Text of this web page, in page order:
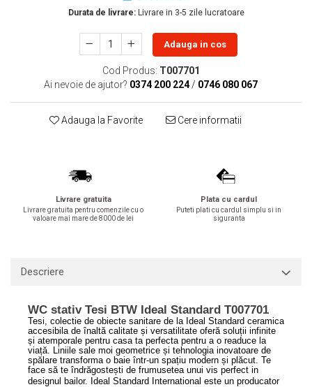
Lavoare freestanding
Lavoare pe mobilier
Lavoare suspendate,semipiedestal
Bideuri suspendate
Capace WC clasice
Capace bideuri
Pisoare
Durata de livrare:Livrare in 3-5 zile lucratoare
Adauga in cos
Cod Produs: T007701
Ai nevoie de ajutor? 0374 200 224 / 0746 080 067
Adauga la Favorite Cere informatii
Livrare gratuita
Livrare gratuita pentru comenzile cu o
valoare mai mare de 8000 de lei
Plata cu cardul
Puteti plati cu cardul simplu si in
siguranta
Descriere
WC stativ Tesi BTW Ideal Standard T007701
Tesi, colectie de obiecte sanitare de la Ideal Standard ceramica
accesibila de înaltă calitate și versatilitate oferă soluții infinite
și atemporale pentru casa ta perfecta pentru a o readuce la
viață. Liniile sale moi geometrice și tehnologia inovatoare de
spălare transforma o baie într-un spațiu modern și plăcut. Te
face să te îndrăgostești de frumusetea unui vis perfect in
designul bailor.
Ideal Standard International este un producator